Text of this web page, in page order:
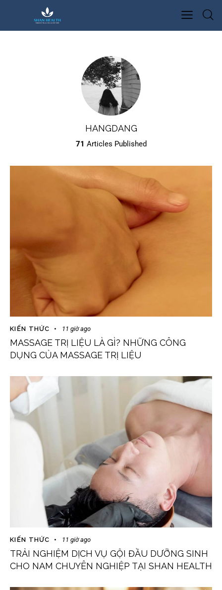
HANGDANG
71 Articles Published
KIẾN THỨC 11 giờ ago
MASSAGE TRỊ LIỆU LÀ GÌ? NHỮNG CÔNG
DỤNG CỦA MASSAGE TRỊ LIỆU
KIẾN THỨC 11 giờ ago
TRẢI NGHIỆM DỊCH VỤ GỘI ĐẦU DƯỠNG SINH
CHO NAM CHUYÊN NGHIỆP TẠI SHAN HEALTH